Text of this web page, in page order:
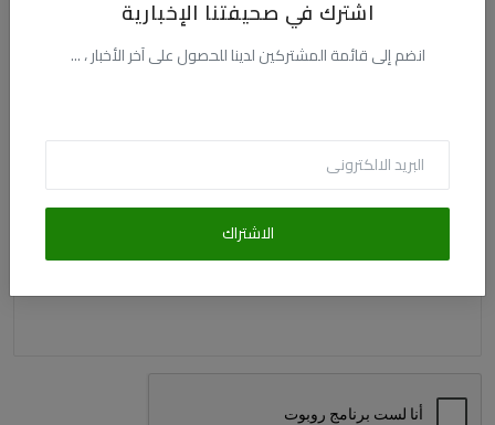
اشترك في صحيفتنا الإخبارية
انضم إلى قائمة المشتركين لدينا للحصول على آخر الأخبار ، ...
الاشتراك
البريد الالكترونى